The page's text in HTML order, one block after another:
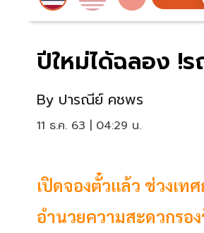
ปีใหม่ได้ฉลอง !
By ปารณีย์ คชพร
11 ธ.ค. 63 | 04:29 น.
เปิดจองตั๋วแล้ว ช่วงเ
อำนวยความสะดวกรอ